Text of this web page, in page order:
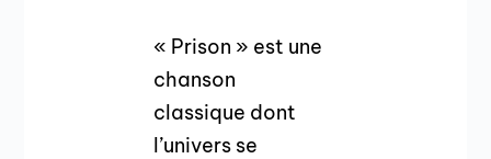
« Prison » est une
chanson
classique dont
l’univers se